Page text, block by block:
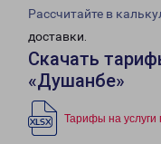
Рассчитайте в
доставки.
Скачать
«Душанбе»
Тарифы на услуги